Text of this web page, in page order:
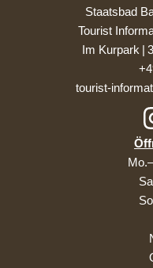
Staatsbad
Tourist
Im Kurpark |
tourist-